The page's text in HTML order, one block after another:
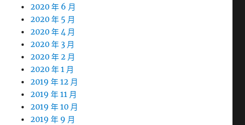
2020 年 6 月
2020 年 5 月
2020 年 4 月
2020 年 3 月
2020 年 2 月
2020 年 1 月
2019 年 12 月
2019 年 11 月
2019 年 10 月
2019 年 9 月